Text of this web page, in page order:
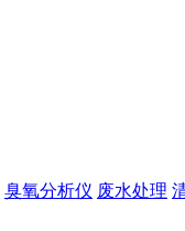
臭氧分析仪 废水处理